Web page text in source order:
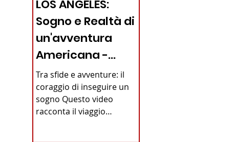
LOS ANGELES:
Sogno e Realtà di
un'avventura
Americana -
VIDEO
Tra sfide e avventure: il
coraggio di inseguire un
sogno Questo video
racconta il viaggio